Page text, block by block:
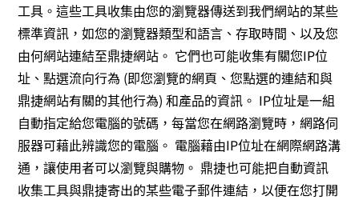
工具。這些工具收集由您的瀏覽器傳送到我們網站的某些
標準資訊，如您的瀏覽器類型和語言、存取時間、以及您
由何網站連結至鼎捷網站。 它們也可能收集有關您IP位
址、點選流向行為 (即您瀏覽的網頁、您點選的連結和與
鼎捷網站有關的其他行為) 和產品的資訊。 IP位址是一組
自動指定給您電腦的號碼，每當您在網路瀏覽時，網路伺
服器可藉此辨識您的電腦。 電腦藉由IP位址在網際網路溝
通，讓使用者可以瀏覽與購物。 鼎捷也可能把自動資訊
收集工具與鼎捷寄出的某些電子郵件連結，以便在您打開